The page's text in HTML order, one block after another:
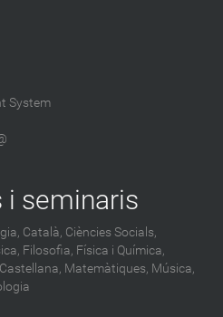
System
i seminaris
Català, Ciències Socials,
Filosofia, Física i Química,
Matemàtiques, Música,